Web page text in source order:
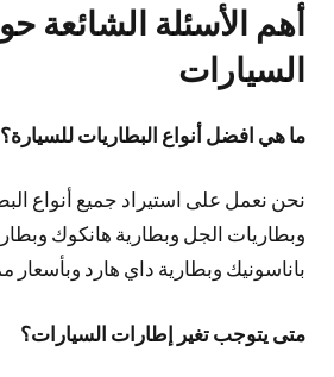
أهم الأسئلة الشائعة
السيارات
ما هي افضل أنواع البطاريات للسيارة؟
نحن نعمل على استيراد جميع أنواع
وبطاريات الجل وبطارية هانكوك
باناسونيك وبطارية داي هارد وبأسعار
متى يتوجب تغير إطارات السيارات؟